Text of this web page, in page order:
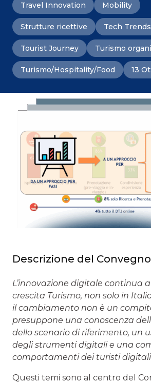
Travel Innovation Mobility
Strutture ricettive Tech Trends
Tourist Journey Turismo
Turismo/Hospitality/Food 13
Descrizione del Convegno
L’innovazione digitale continua
crescita Turismo, non solo in
il cambiamento non è un
presuppone una conoscenza
dello scenario di riferimento, un
degli strumenti digitali e una
comportamenti dei turisti
Questi temi sono al centro del